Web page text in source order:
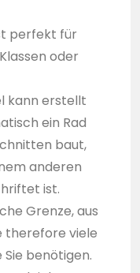
perfekt für
oder
kann erstellt
ein Rad
baut,
anderen
ist.
Grenze, aus
therefore viele
benötigen.